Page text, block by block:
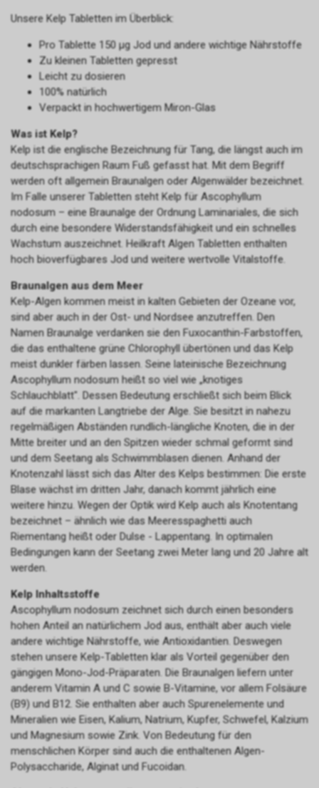
Unsere Kelp Tabletten im Überblick:
Pro Tablette 150 µg Jod und andere wichtige Nährstoffe
Zu kleinen Tabletten gepresst
Leicht zu dosieren
100% natürlich
Verpackt in hochwertigem Miron-Glas
Was ist Kelp?
Kelp ist die englische Bezeichnung für Tang, die längst auch im
deutschsprachigen Raum Fuß gefasst hat. Mit dem Begriff
werden oft allgemein Braunalgen oder Algenwälder bezeichnet.
Im Falle unserer Tabletten steht Kelp für Ascophyllum
nodosum – eine Braunalge der Ordnung Laminariales, die sich
durch eine besondere Widerstandsfähigkeit und ein schnelles
Wachstum auszeichnet. Heilkraft Algen Tabletten enthalten
hoch bioverfügbares Jod und weitere wertvolle Vitalstoffe.
Braunalgen aus dem Meer
Kelp-Algen kommen meist in kalten Gebieten der Ozeane vor,
sind aber auch in der Ost- und Nordsee anzutreffen. Den
Namen Braunalge verdanken sie den Fuxocanthin-Farbstoffen,
die das enthaltene grüne Chlorophyll übertönen und das Kelp
meist dunkler färben lassen. Seine lateinische Bezeichnung
Ascophyllum nodosum heißt so viel wie „knotiges
Schlauchblatt". Dessen Bedeutung erschließt sich beim Blick
auf die markanten Langtriebe der Alge. Sie besitzt in nahezu
regelmäßigen Abständen rundlich-längliche Knoten, die in der
Mitte breiter und an den Spitzen wieder schmal geformt sind
und dem Seetang als Schwimmblasen dienen. Anhand der
Knotenzahl lässt sich das Alter des Kelps bestimmen: Die erste
Blase wächst im dritten Jahr, danach kommt jährlich eine
weitere hinzu. Wegen der Optik wird Kelp auch als Knotentang
bezeichnet – ähnlich wie das Meeresspaghetti auch
Riementang heißt oder Dulse - Lappentang. In optimalen
Bedingungen kann der Seetang zwei Meter lang und 20 Jahre alt
werden.
Kelp Inhaltsstoffe
Ascophyllum nodosum zeichnet sich durch einen besonders
hohen Anteil an natürlichem Jod aus, enthält aber auch viele
andere wichtige Nährstoffe, wie Antioxidantien. Deswegen
stehen unsere Kelp-Tabletten klar als Vorteil gegenüber den
gängigen Mono-Jod-Präparaten. Die Braunalgen liefern unter
anderem Vitamin A und C sowie B-Vitamine, vor allem Folsäure
(B9) und B12. Sie enthalten aber auch Spurenelemente und
Mineralien wie Eisen, Kalium, Natrium, Kupfer, Schwefel, Kalzium
und Magnesium sowie Zink. Von Bedeutung für den
menschlichen Körper sind auch die enthaltenen Algen-
Polysaccharide, Alginat und Fucoidan.